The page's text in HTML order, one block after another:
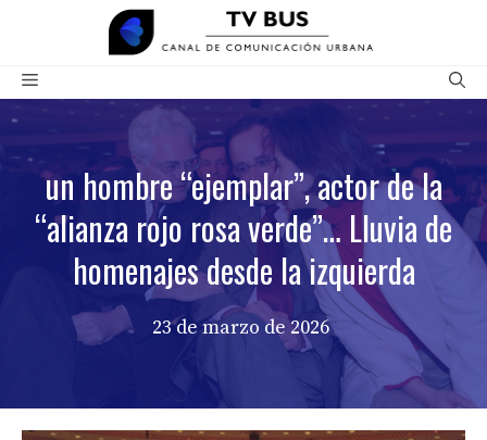
contenido
Menú
un hombre “ejemplar”, actor de la
“alianza rojo rosa verde”… Lluvia de
homenajes desde la izquierda
23 de marzo de 2026